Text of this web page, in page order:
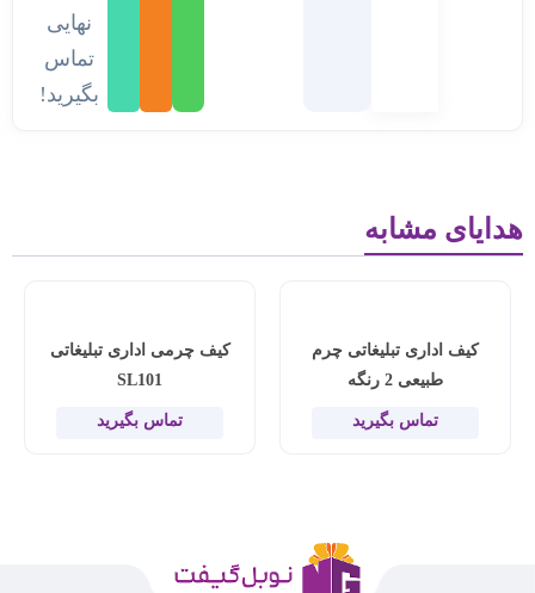
نهایی
تماس
بگیرید!
هدایای مشابه
کیف اداری تبلیغاتی چرم
طبیعی 2 رنگه
تماس بگیرید
کیف چرمی اداری تبلیغاتی
SL101
تماس بگیرید